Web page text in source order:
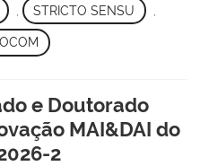
STRICTO SENSU
e Doutorado
MAI&DAI do
2